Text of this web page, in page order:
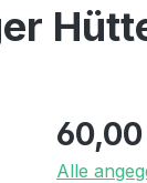
Regulärer
Alle